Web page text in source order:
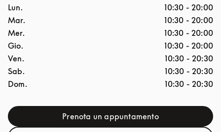
Giorno della settimana
Lun. 10:30 - 20:00
Mar.
10:30 - 20:00
Mer.
10:30 - 20:00
Gio.
10:30 - 20:00
Ven.
10:30 - 20:30
Sab.
10:30 - 20:30
Dom.
10:30 - 20:30
Prenota un appuntamento
Link Opens in New Tab